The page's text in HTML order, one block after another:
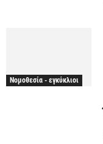
Νομοθεσία - εγκύκλιοι